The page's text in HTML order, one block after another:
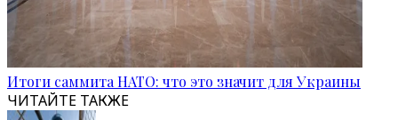
Итоги саммита НАТО: что это значит для Украины
ЧИТАЙТЕ ТАКЖЕ